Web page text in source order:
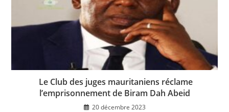
Le Club des juges mauritaniens réclame
l’emprisonnement de Biram Dah Abeid
20 décembre 2023